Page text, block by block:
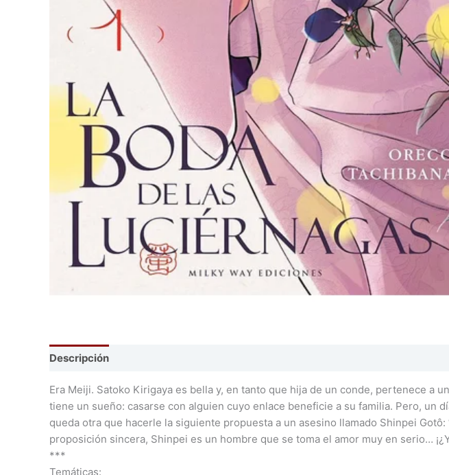
Descripción
Era Meiji. Satoko Kirigaya es bella y, en tanto que hija de un conde, pertenece a
tiene un sueño: casarse con alguien cuyo enlace beneficie a su familia. Pero, un
queda otra que hacerle la siguiente propuesta a un asesino llamado Shinpei
proposición sincera, Shinpei es un hombre que se toma el amor muy en serio…
***
Temáticas: